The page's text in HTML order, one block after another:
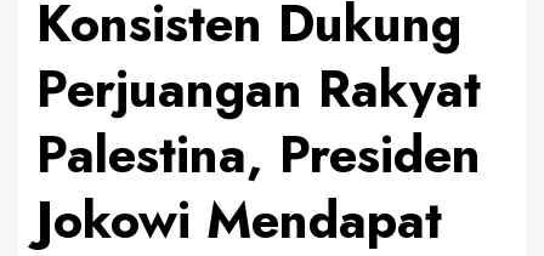
Konsisten Dukung
Perjuangan Rakyat
Palestina, Presiden
Jokowi Mendapat